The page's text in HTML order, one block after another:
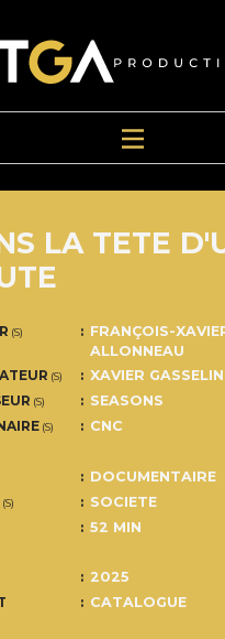
LA TETE
(S)
FRANÇOIS-
ALLONNEAU
(S)
XAVIER GASSELIN
(S)
SEASONS
(S) CNC
DOCUMENTAIRE
(S)
SOCIETE
52 MIN
2025
CATALOGUE